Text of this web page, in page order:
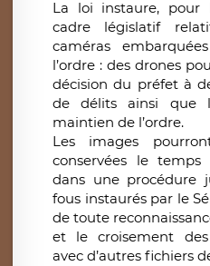
La loi instaure, pour
cadre législatif
caméras
l’ordre : des drones
décision du préfet à
de délits ainsi que
maintien de l’ordre.
Les images
conservées le
dans une procédure
fous instaurés par le
de toute
et le croisement des
avec d’autres fichiers